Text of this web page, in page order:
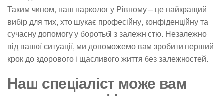
Таким чином, наш нарколог у Рівному – це найкращий
вибір для тих, хто шукає професійну, конфіденційну та
сучасну допомогу у боротьбі з залежністю. Незалежно
від вашої ситуації, ми допоможемо вам зробити перший
крок до здорового і щасливого життя без залежностей.
Наш спеціаліст може вам